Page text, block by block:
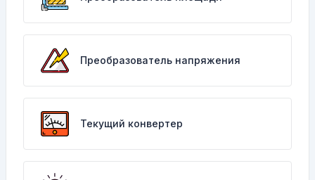
Преобразователь напряжения
Текущий конвертер